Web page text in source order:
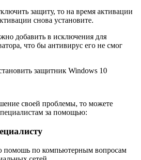
защиту, то на время активации
снова установите.
добавить в исключения для
что бы антивирус его не смог
защитник Windows 10
своей проблемы, то можете
за помощью:
помошь по компьютерным вопросам